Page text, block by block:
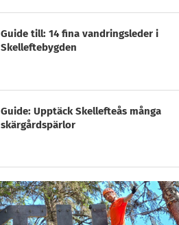
Guide till: 14 fina vandringsleder i
Skelleftebygden
Guide: Upptäck Skellefteås många
skärgårdspärlor